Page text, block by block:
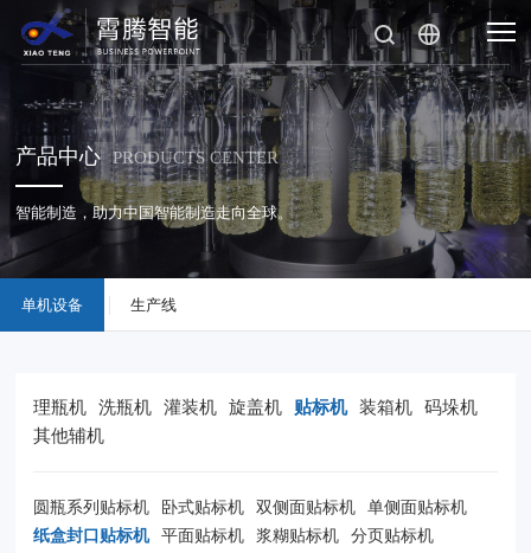
产品中心 PRODUCTS CENTER
智能制造，助力中国智能制造走向全球。
单机设备 生产线
理瓶机 洗瓶机 灌装机 旋盖机 贴标机 装箱机
码垛机
其他辅机
圆瓶系列贴标机 卧式贴标机 双侧面贴标机
单侧面贴标机
纸盒封口贴标机
平面贴标机 浆糊贴标机
分页贴标机